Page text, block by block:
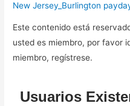
New Jersey_Burlington
Este contenido está
usted es miembro, por favor
miembro, regístrese.
Usuarios